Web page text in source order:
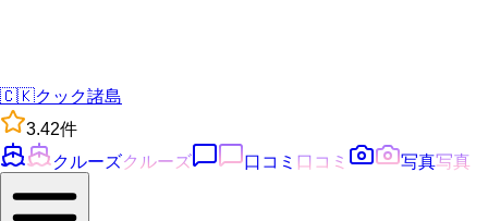
🇨🇰クック諸島
3.42件
クルーズクルーズ 口コミ 口コミ 写真写真